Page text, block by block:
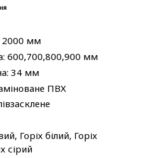
2000 мм
600,700,800,900 мм
34 мм
ПВХ
Горіх білий, Горіх
сірий